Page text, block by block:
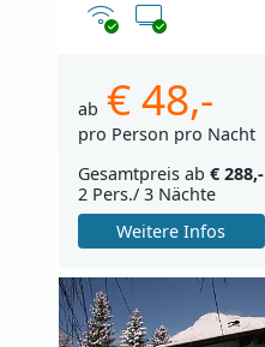
Internet
TV
ab € 48,-
pro Person pro Nacht
Gesamtpreis ab € 288,-
2 Pers./ 3 Nächte
Weitere Infos